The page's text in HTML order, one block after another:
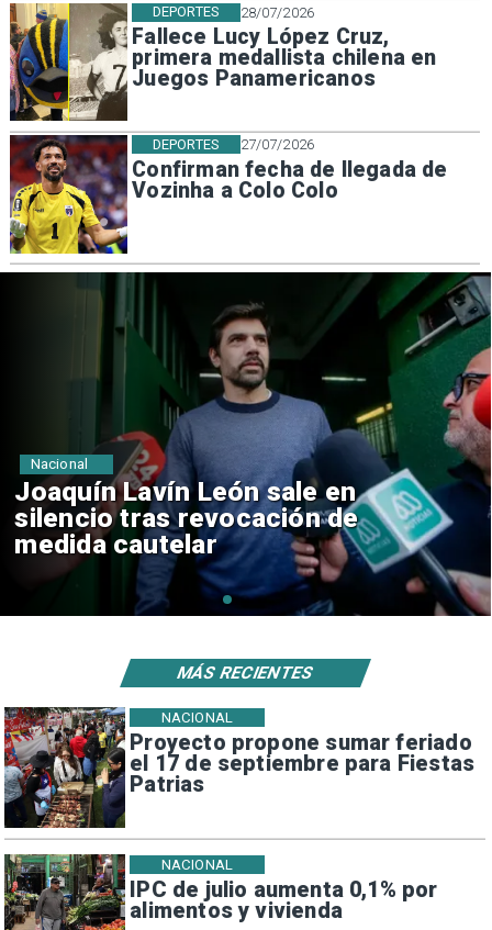
28/07/2026
Fallece Lucy López Cruz,
primera medallista chilena en
Juegos Panamericanos
DEPORTES
27/07/2026
Confirman fecha de llegada de
Vozinha a Colo Colo
DEPORTES
Chile y Venezuela formalizan
reinicio de relaciones
consulares
Nacional
Proyecto propone sumar feriado
el 17 de septiembre para Fiestas
Patrias
NACIONAL
IPC de julio aumenta 0,1% por
alimentos y vivienda
NACIONAL
MÁS RECIENTES